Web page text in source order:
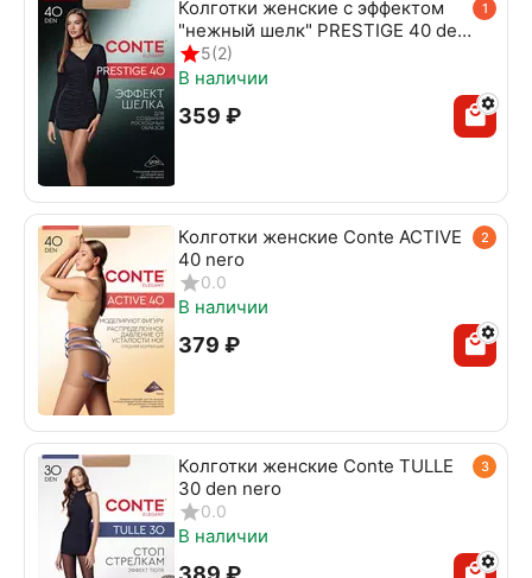
1
Колготки женские с эффектом
"нежный шелк" PRESTIGE 40 den
beige
5(2)
В наличии
‍359‍ ₽
2
Колготки женские Conte ACTIVE
40 nero
0.0
В наличии
‍379‍ ₽
3
Колготки женские Conte TULLE
30 den nero
0.0
В наличии